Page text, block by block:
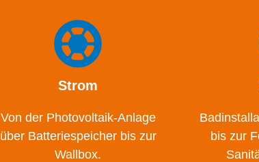
Strom
Von der Photovoltaik-Anlage
über Batteriespeicher bis zur
Wallbox.
bis zur